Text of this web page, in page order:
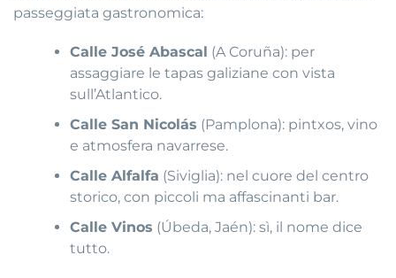
passeggiata gastronomica:
Calle José Abascal (A Coruña): per
assaggiare le tapas galiziane con vista
sull’Atlantico.
Calle San Nicolás (Pamplona): pintxos, vino
e atmosfera navarrese.
Calle Alfalfa (Siviglia): nel cuore del centro
storico, con piccoli ma affascinanti bar.
Calle Vinos (Úbeda, Jaén): sì, il nome dice
tutto.